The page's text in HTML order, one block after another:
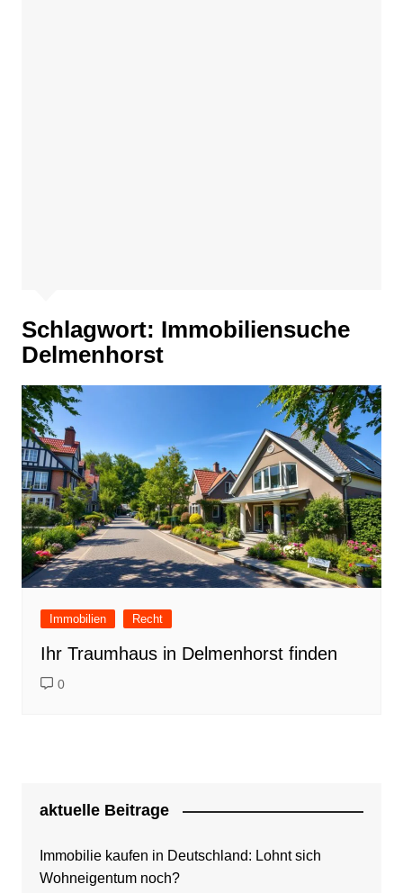
Schlagwort: Immobiliensuche
Delmenhorst
Immobilien Recht
Ihr Traumhaus in Delmenhorst finden
0
aktuelle Beitrage
Immobilie kaufen in Deutschland: Lohnt sich
Wohneigentum noch?